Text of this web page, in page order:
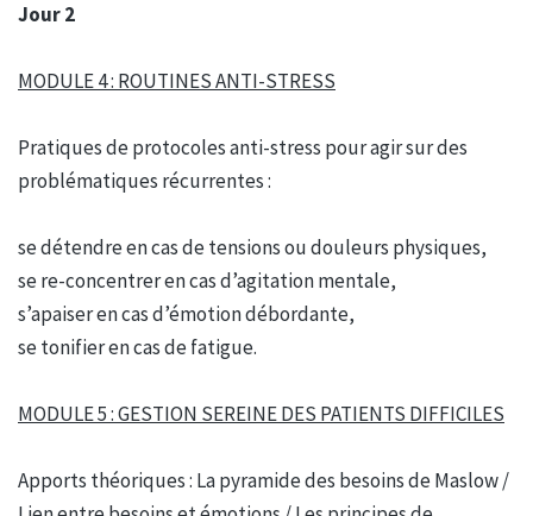
Jour 2
MODULE 4 : ROUTINES ANTI-STRESS
Pratiques de protocoles anti-stress pour agir sur des
problématiques récurrentes :
se détendre en cas de tensions ou douleurs physiques,
se re-concentrer en cas d’agitation mentale,
s’apaiser en cas d’émotion débordante,
se tonifier en cas de fatigue.
MODULE 5 : GESTION SEREINE DES PATIENTS DIFFICILES
Apports théoriques : La pyramide des besoins de Maslow /